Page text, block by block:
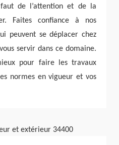
de l’attention et de la
Faites confiance à nos
peuvent se déplacer chez
servir dans ce domaine.
pour faire les travaux
normes en vigueur et vos